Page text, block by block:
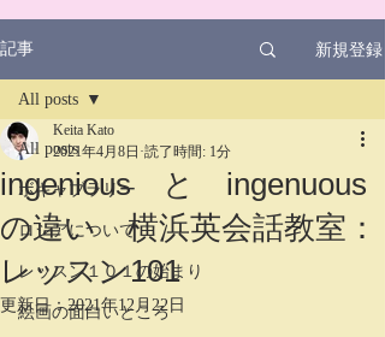
記事 新規登録
All posts
ボキャブラリー
ロシアについて
レッスン１０１の始まり
絵画の面白いところ
All posts
ingenious と ingenuous
の違い 横浜英会話教室：
レッスン101
Keita Kato
2021年4月8日 読了時間: 1分
更新日：2021年12月22日